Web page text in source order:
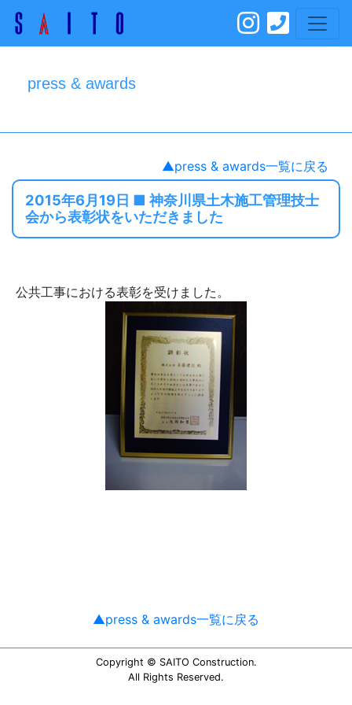
press & awards
▲press & awards一覧に戻る
2015年6月19日 ■ 神奈川県土木施工管理技士
会から表彰状をいただきました
公共工事における表彰を受けました。
▲press & awards一覧に戻る
Copyright © SAITO Construction.
All Rights Reserved.